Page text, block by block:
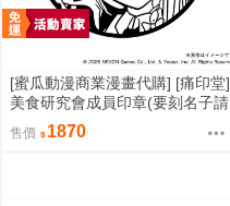
[蜜瓜動漫商業漫畫代購] [痛印堂]
美食研究會成員印章(要刻名子請
下單備註)(預約至8/28)(12月預
約)(蔚藍檔案)
售價 1870